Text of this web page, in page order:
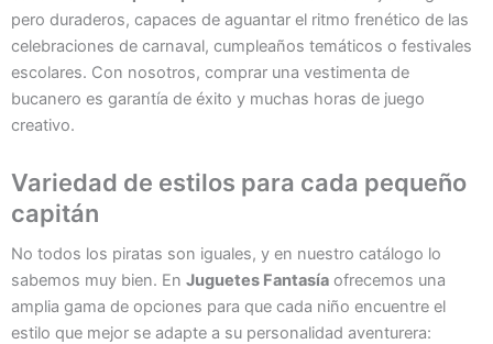
pero duraderos, capaces de aguantar el ritmo frenético de las
celebraciones de carnaval, cumpleaños temáticos o festivales
escolares. Con nosotros, comprar una vestimenta de
bucanero es garantía de éxito y muchas horas de juego
creativo.
Variedad de estilos para cada pequeño
capitán
No todos los piratas son iguales, y en nuestro catálogo lo
sabemos muy bien. En Juguetes Fantasía ofrecemos una
amplia gama de opciones para que cada niño encuentre el
estilo que mejor se adapte a su personalidad aventurera: